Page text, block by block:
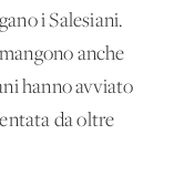
i Salesiani.
anche
hanno avviato
da oltre